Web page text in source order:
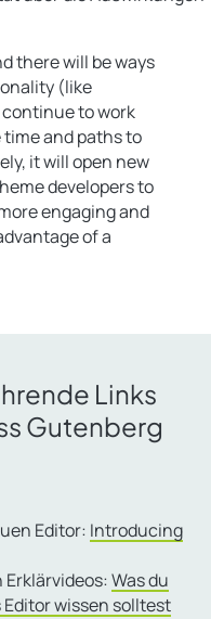
there will be ways
(like
to work
and paths to
it will open new
developers to
engaging and
of a
Links
Gutenberg
Editor: Introducing
Was du
wissen solltest